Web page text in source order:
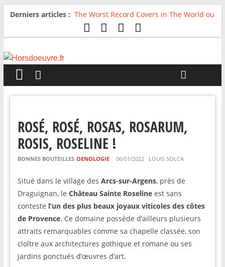
Derniers articles : The Worst Record Covers in The World ou
Comment rire du pire
Avril 2026 : C’est dans les vieux pots
For The First Time, Again : Tyler Ballgame
ROSÉ, ROSÉ, ROSAS, ROSARUM,
ROSIS, ROSELINE !
BONNES BOUTEILLES OENOLOGIE 06/01/2022 LOUIS SOLCA
Situé dans le village des Arcs-sur-Argens, près de
Draguignan, le Château Sainte Roselineest sans
conteste l’un des plus beaux joyaux viticoles des côtes
de Provence. Ce domaine possède d’ailleurs plusieurs
attraits remarquables comme sa chapelle classée, son
cloître aux architectures gothique et romane ou ses
jardins ponctués d’œuvres d’art.